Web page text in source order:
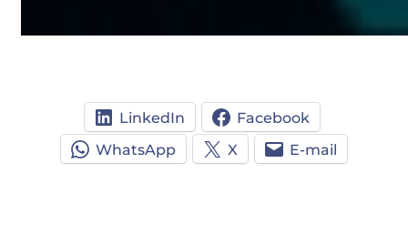
LinkedIn
Facebook
WhatsApp
X E-mail